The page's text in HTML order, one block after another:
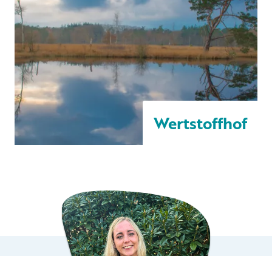
Wertstoffhof